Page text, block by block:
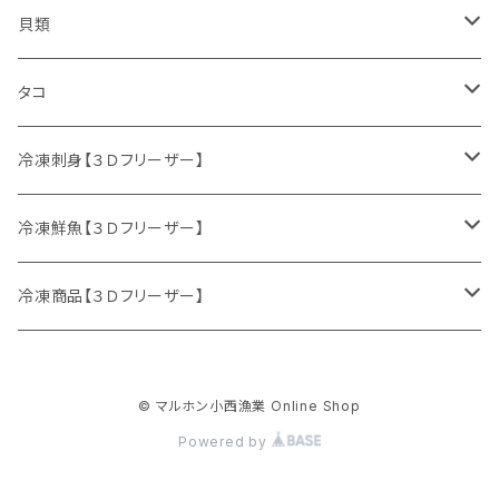
鮮魚セット
サケ
サクラマス
特別セット
マダラ
貝類
ホタテ
カキ
タコ
ミズダコ
冷凍刺身【３Ｄフリーザー】
ニシン
刺身セット
冷凍鮮魚【３Ｄフリーザー】
鮮魚セット
冷凍商品【３Ｄフリーザー】
© マルホン小西漁業 Online Shop
Powered by